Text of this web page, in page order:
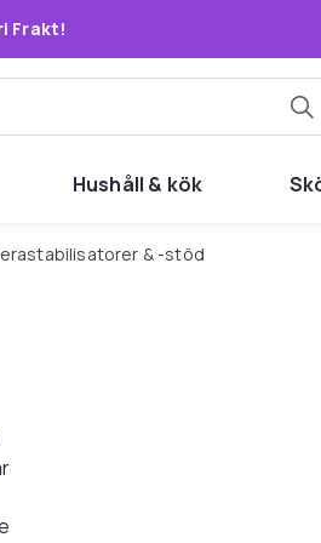
Frakt!
Hushåll & kök
& -stöd